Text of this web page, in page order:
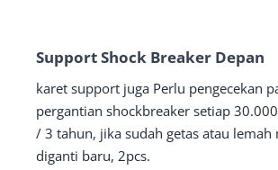
Support Shock Breaker Depan
karet support juga Perlu pengecekan
pergantian shockbreaker setiap
/ 3 tahun, jika sudah getas atau lemah
diganti baru, 2pcs.